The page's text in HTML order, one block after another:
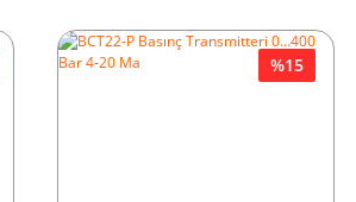
%15